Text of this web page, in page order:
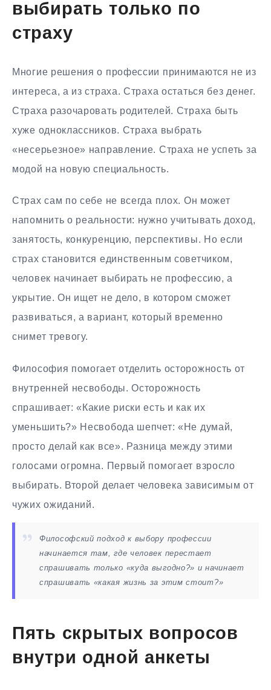
выбирать только по
страху
Многие решения о профессии принимаются не из
интереса, а из страха. Страха остаться без денег.
Страха разочаровать родителей. Страха быть
хуже одноклассников. Страха выбрать
«несерьезное» направление. Страха не успеть за
модой на новую специальность.
Страх сам по себе не всегда плох. Он может
напомнить о реальности: нужно учитывать доход,
занятость, конкуренцию, перспективы. Но если
страх становится единственным советчиком,
человек начинает выбирать не профессию, а
укрытие. Он ищет не дело, в котором сможет
развиваться, а вариант, который временно
снимет тревогу.
Философия помогает отделить осторожность от
внутренней несвободы. Осторожность
спрашивает: «Какие риски есть и как их
уменьшить?» Несвобода шепчет: «Не думай,
просто делай как все». Разница между этими
голосами огромна. Первый помогает взросло
выбирать. Второй делает человека зависимым от
чужих ожиданий.
Философский подход к выбору профессии
начинается там, где человек перестает
спрашивать только «куда выгодно?» и начинает
спрашивать «какая жизнь за этим стоит?»
Пять скрытых вопросов
внутри одной анкеты